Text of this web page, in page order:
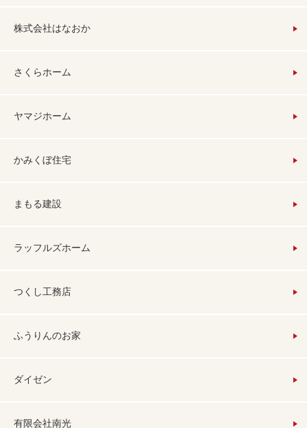
株式会社はなおか
さくらホーム
ヤマジホーム
かみくぼ住宅
まもる建設
ラッフルズホーム
つくし工務店
ふうりんのお家
ダイゼン
有限会社南光